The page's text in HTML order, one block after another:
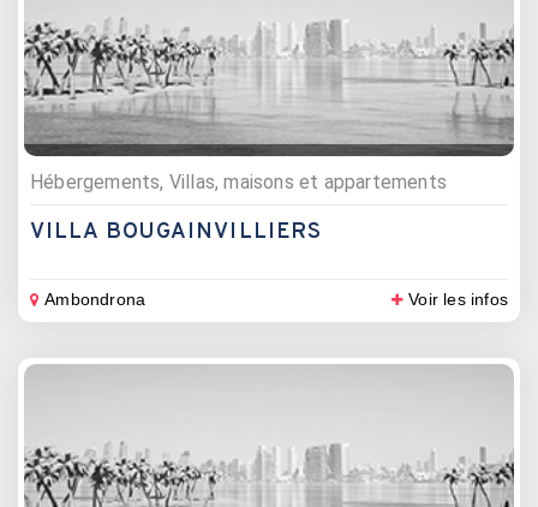
Hébergements, Villas, maisons et appartements
VILLA BOUGAINVILLIERS
Ambondrona Voir les infos